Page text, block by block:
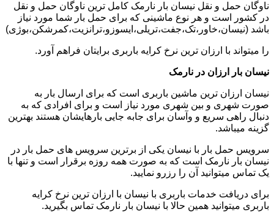
ناوگان حمل و نقل نیسان بار نارمک کامل ترین ناوگان حمل و نقل
در کشور است و هر نوع ماشینی که برای حمل بار شما مورد نیاز
باشد (نیسان،خاور،تک،جفت،تریلی،ایسوزو،ترانزیت،کمرشکن،بوژی)
را میتواند با ارزان ترین نرخ کرایه باربری برایتان فراهم آورد.
نیسان بار ارزان در نارمک
نیسان ارزان ترین ماشین باربری است که برای ارسال بار به
صورت شهری و بین شهری مورد نیاز است و برای افرادی که به
دنبال راهی سریع و وآسان برای جابه جایی بارهایشان هستند بهترین
گزینه میباشد.
سرویس حمل بار با نیسان یکی از برترین سرویس های حمل بار در
نیسان بار نارمک است که به صورت همه روزه برقرار است و تنها با
یک تماس میتوانید آن را رزرو نمایید.
برای دریافت خدمات باربری با نیسان با ارزان ترین نرخ کرایه
باربری میتوانید همین حالا با نیسان بار نارمک تماس بگیرید.